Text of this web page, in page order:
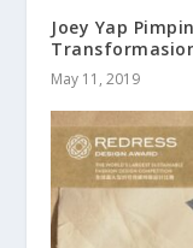
Joey Yap
May 11, 2019